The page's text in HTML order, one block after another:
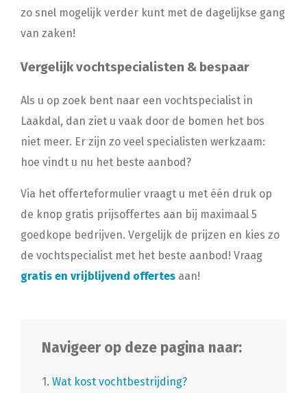
zo snel mogelijk verder kunt met de dagelijkse gang
van zaken!
Vergelijk vochtspecialisten & bespaar
Als u op zoek bent naar een vochtspecialist in
Laakdal, dan ziet u vaak door de bomen het bos
niet meer. Er zijn zo veel specialisten werkzaam:
hoe vindt u nu het beste aanbod?
Via het offerteformulier vraagt u met één druk op
de knop gratis prijsoffertes aan bij maximaal 5
goedkope bedrijven. Vergelijk de prijzen en kies zo
de vochtspecialist met het beste aanbod! Vraag
gratis en vrijblijvend offertes aan!
Navigeer op deze pagina naar:
1. Wat kost vochtbestrijding?